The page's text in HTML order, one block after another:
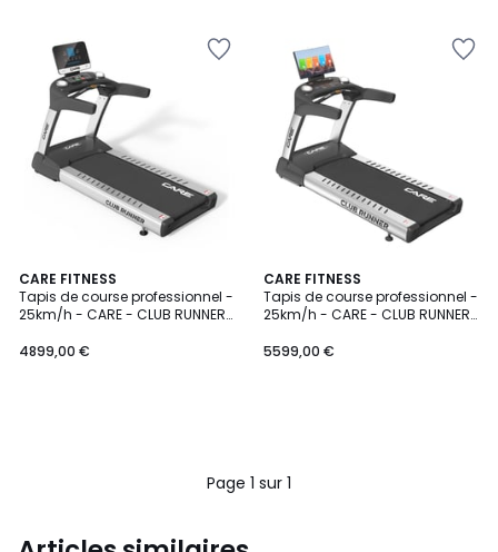
CARE FITNESS
Tapis de course professionnel -
25km/h - CARE - CLUB RUNNER
4899,00 €
CARE FITNESS
Tapis de course professionnel -
25km/h - CARE - CLUB RUNNER
5599,00 €
Page 1 sur 1